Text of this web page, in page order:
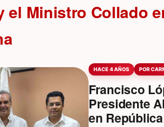
el Ministro Collado
HACE 4 AÑOS POR
Francisco
Presidente
en